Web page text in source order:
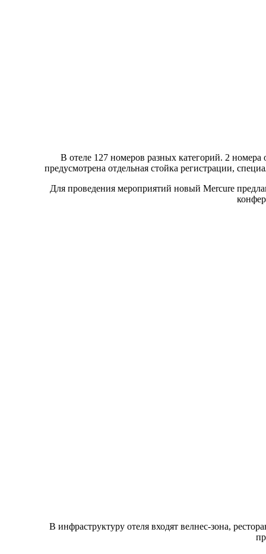
В отеле 127 номеров разных категорий. 2
предусмотрена отдельная стойка регистрации,
Для проведения мероприятий новый Mercure
В инфраструктуру отеля входят велнес-зона,